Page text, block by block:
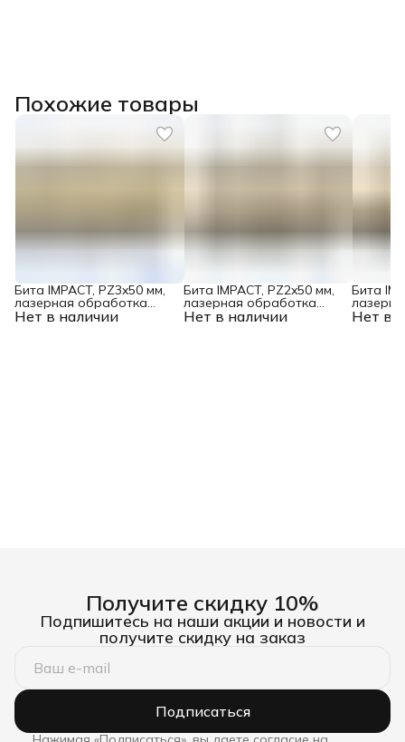
Похожие товары
Нет в наличии
Бита IMPACT, PZ3x50 мм,
лазерная обработка
шлица, сталь S2, 10 шт., Е Нет в наличии
Бита IMPACT, PZ2x50 мм,
лазерная обработка
шлица, сталь S2, 10 шт., Е Нет в
Бита
шлица,
Получите скидку 10%
Подпишитесь на наши акции и новости и
получите скидку на заказ
Подписаться